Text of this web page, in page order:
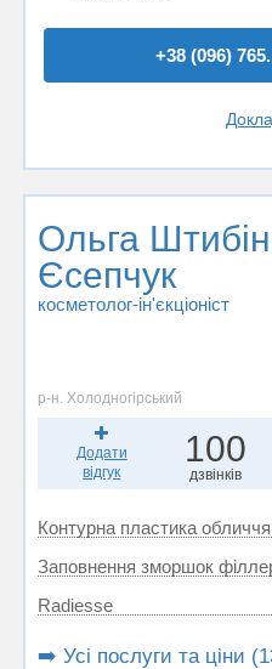
+38 (096)
Ольга
Єсепчук
косметолог-ін'єкціоніст
р-н. Холодногірський
Додати
відгук
100
дзвінків
Контурна пластика обличчя
Заповнення зморшок
Radiesse
➡️ Усі послуги та ціни